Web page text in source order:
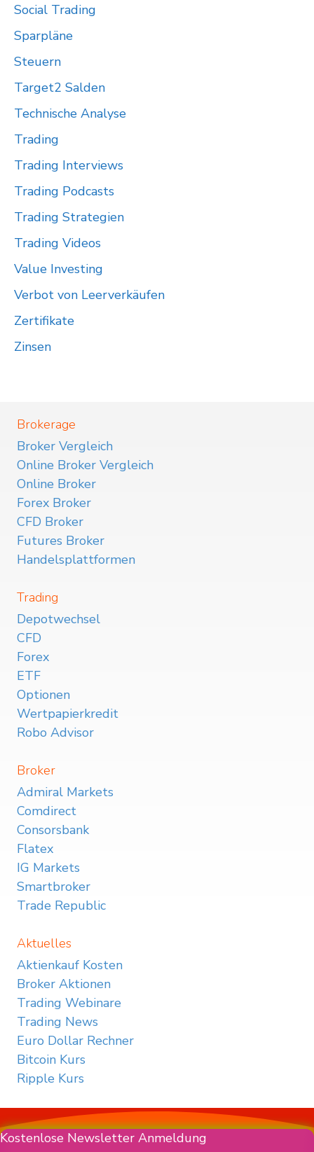
Social Trading
Sparpläne
Steuern
Target2 Salden
Technische Analyse
Trading
Trading Interviews
Trading Podcasts
Trading Strategien
Trading Videos
Value Investing
Verbot von Leerverkäufen
Zertifikate
Zinsen
Brokerage
Broker Vergleich
Online Broker Vergleich
Online Broker
Forex Broker
CFD Broker
Futures Broker
Handelsplattformen
Trading
Depotwechsel
CFD
Forex
ETF
Optionen
Wertpapierkredit
Robo Advisor
Broker
Admiral Markets
Comdirect
Consorsbank
Flatex
IG Markets
Smartbroker
Trade Republic
Aktuelles
Aktienkauf Kosten
Broker Aktionen
Trading Webinare
Trading News
Euro Dollar Rechner
Bitcoin Kurs
Ripple Kurs
Kostenlose Newsletter Anmeldung